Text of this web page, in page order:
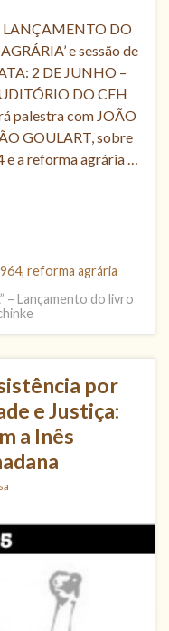
LANÇAMENTO DO
e sessão de
2 DE JUNHO –
DO CFH
palestra com JOÃO
GOULART, sobre
a reforma agrária …
, reforma agrária
– Lançamento do livro
por
e Justiça:
a Inês